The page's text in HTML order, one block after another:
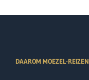
DAAROM MOEZEL-REIZEN